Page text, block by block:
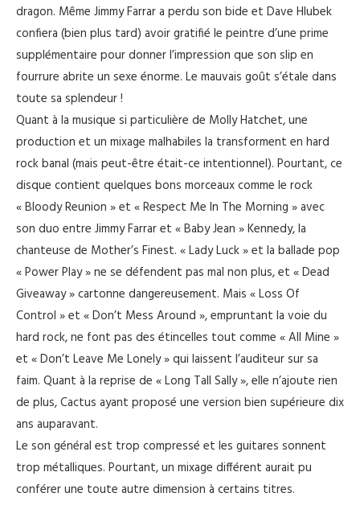
dragon. Même Jimmy Farrar a perdu son bide et Dave Hlubek
confiera (bien plus tard) avoir gratifié le peintre d’une prime
supplémentaire pour donner l’impression que son slip en
fourrure abrite un sexe énorme. Le mauvais goût s’étale dans
toute sa splendeur !
Quant à la musique si particulière de Molly Hatchet, une
production et un mixage malhabiles la transforment en hard
rock banal (mais peut-être était-ce intentionnel). Pourtant, ce
disque contient quelques bons morceaux comme le rock
« Bloody Reunion » et « Respect Me In The Morning » avec
son duo entre Jimmy Farrar et « Baby Jean » Kennedy, la
chanteuse de Mother’s Finest. « Lady Luck » et la ballade pop
« Power Play » ne se défendent pas mal non plus, et « Dead
Giveaway » cartonne dangereusement. Mais « Loss Of
Control » et « Don’t Mess Around », empruntant la voie du
hard rock, ne font pas des étincelles tout comme « All Mine »
et « Don’t Leave Me Lonely » qui laissent l’auditeur sur sa
faim. Quant à la reprise de « Long Tall Sally », elle n’ajoute rien
de plus, Cactus ayant proposé une version bien supérieure dix
ans auparavant.
Le son général est trop compressé et les guitares sonnent
trop métalliques. Pourtant, un mixage différent aurait pu
conférer une toute autre dimension à certains titres.